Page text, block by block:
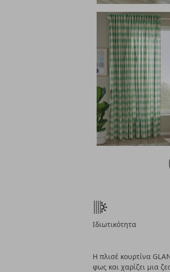
Ιδιωτικότητα
Η πλισέ κουρτίνα
φως και χαρίζει μια